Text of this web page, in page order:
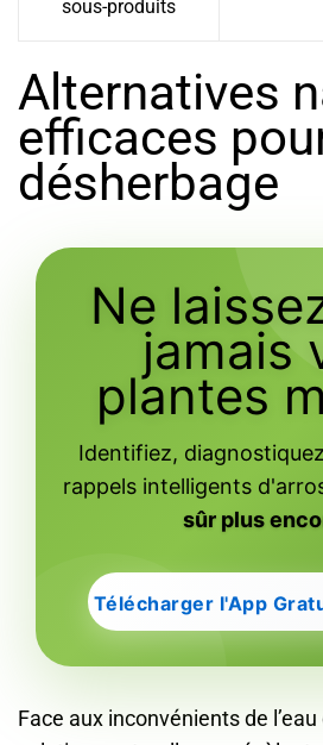
sous-produits
Alternatives
efficaces
désherbage
Ne
jamais
plantes
Identifiez,
rappels intelligents
sûr plus
Télécharger l'App
Face aux inconvénients de